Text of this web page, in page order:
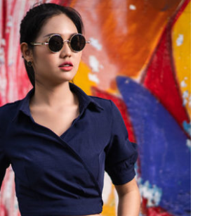
Dark Blouse